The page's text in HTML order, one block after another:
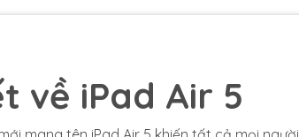
về iPad Air 5